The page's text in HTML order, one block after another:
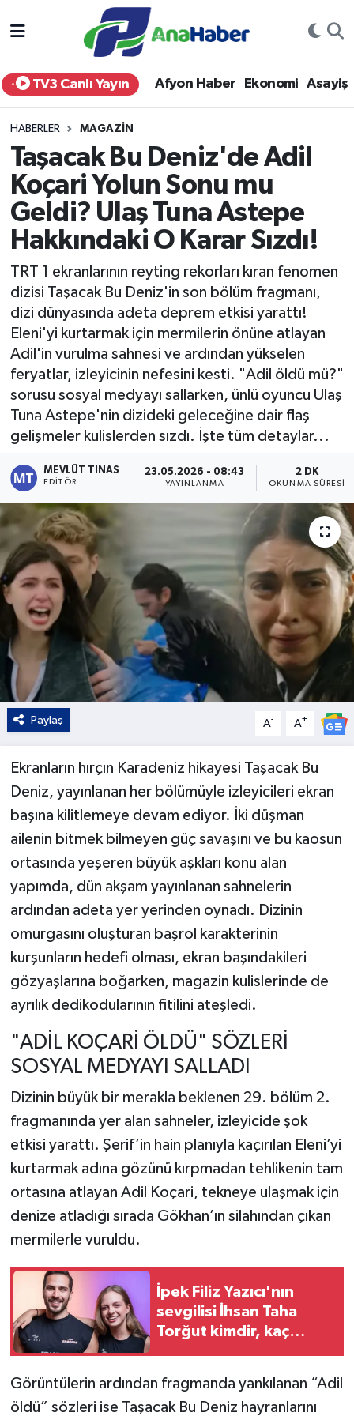
TV3 Canlı Yayın Afyon Haber Ekonomi Asayiş
HABERLER MAGAZIN
Taşacak Bu Deniz'de Adil
Koçari Yolun Sonu mu
Geldi? Ulaş Tuna Astepe
Hakkındaki O Karar Sızdı!
TRT 1 ekranlarının reyting rekorları kıran fenomen
dizisi Taşacak Bu Deniz'in son bölüm fragmanı,
dizi dünyasında adeta deprem etkisi yarattı!
Eleni'yi kurtarmak için mermilerin önüne atlayan
Adil'in vurulma sahnesi ve ardından yükselen
feryatlar, izleyicinin nefesini kesti. "Adil öldü mü?"
sorusu sosyal medyayı sallarken, ünlü oyuncu Ulaş
Tuna Astepe'nin dizideki geleceğine dair flaş
gelişmeler kulislerden sızdı. İşte tüm detaylar...
MEVLÜT TINAS
EDITÖR
23.05.2026 - 08:43
YAYINLANMA
2 DK
OKUNMA SÜRESI
Paylaş A- A+
Ekranların hırçın Karadeniz hikayesi Taşacak Bu
Deniz, yayınlanan her bölümüyle izleyicileri ekran
başına kilitlemeye devam ediyor. İki düşman
ailenin bitmek bilmeyen güç savaşını ve bu kaosun
ortasında yeşeren büyük aşkları konu alan
yapımda, dün akşam yayınlanan sahnelerin
ardından adeta yer yerinden oynadı. Dizinin
omurgasını oluşturan başrol karakterinin
kurşunların hedefi olması, ekran başındakileri
gözyaşlarına boğarken, magazin kulislerinde de
ayrılık dedikodularının fitilini ateşledi.
"ADİL KOÇARİ ÖLDÜ" SÖZLERİ
SOSYAL MEDYAYI SALLADI
Dizinin büyük bir merakla beklenen 29. bölüm 2.
fragmanında yer alan sahneler, izleyicide şok
etkisi yarattı. Şerif’in hain planıyla kaçırılan Eleni’yi
kurtarmak adına gözünü kırpmadan tehlikenin tam
ortasına atlayan Adil Koçari, tekneye ulaşmak için
denize atladığı sırada Gökhan’ın silahından çıkan
mermilerle vuruldu.
İpek Filiz Yazıcı'nın
sevgilisi İhsan Taha
Torğut kimdir, kaç
yapıyor?
Görüntülerin ardından fragmanda yankılanan “Adil
öldü” sözleri ise Taşacak Bu Deniz hayranlarını
Yurt Haber
Afyon Haber
Siyaset
Spor
Sağlık
Teknoloji
Kültür - Sanat
Yaşam
Afyonkarahisar Nöbetçi Eczaneler
Afyonkarahisar Hava Durumu
Afyonkarahisar Trafik Yoğunluk Haritası
Süper Lig Puan Durumu ve Fikstür
Son Dakika Haberleri
Haber Arşivi